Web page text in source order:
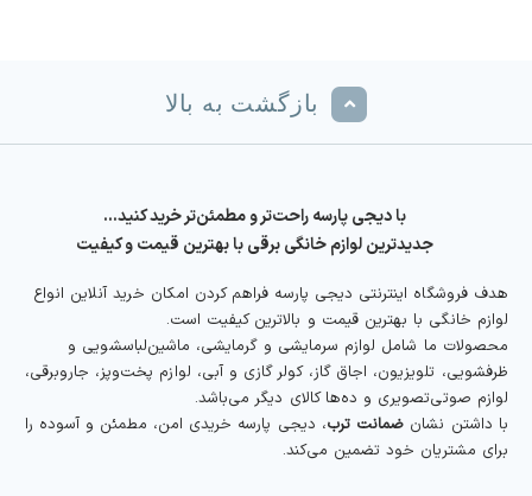
بازگشت به بالا
با دیجی پارسه راحت‌تر و مطمئن‌تر خرید کنید…
جدیدترین لوازم خانگی برقی با بهترین قیمت و کیفیت
هدف فروشگاه اینترنتی دیجی پارسه فراهم کردن امکان خرید آنلاین انواع
لوازم خانگی با بهترین قیمت و بالاترین کیفیت است.
محصولات ما شامل لوازم سرمایشی و گرمایشی، ماشین‌لباسشویی و
ظرفشویی، تلویزیون، اجاق گاز، کولر گازی و آبی، لوازم پخت‌وپز، جاروبرقی،
لوازم صوتی‌تصویری و ده‌ها کالای دیگر می‌باشد.
با داشتن نشان ضمانت ترب، دیجی پارسه خریدی امن، مطمئن و آسوده را
برای مشتریان خود تضمین می‌کند.